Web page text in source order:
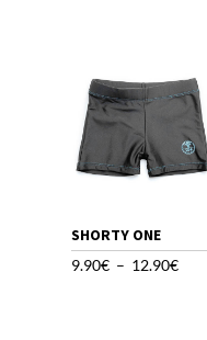
SHORTY ONE
9.90€ – 12.90€Plage